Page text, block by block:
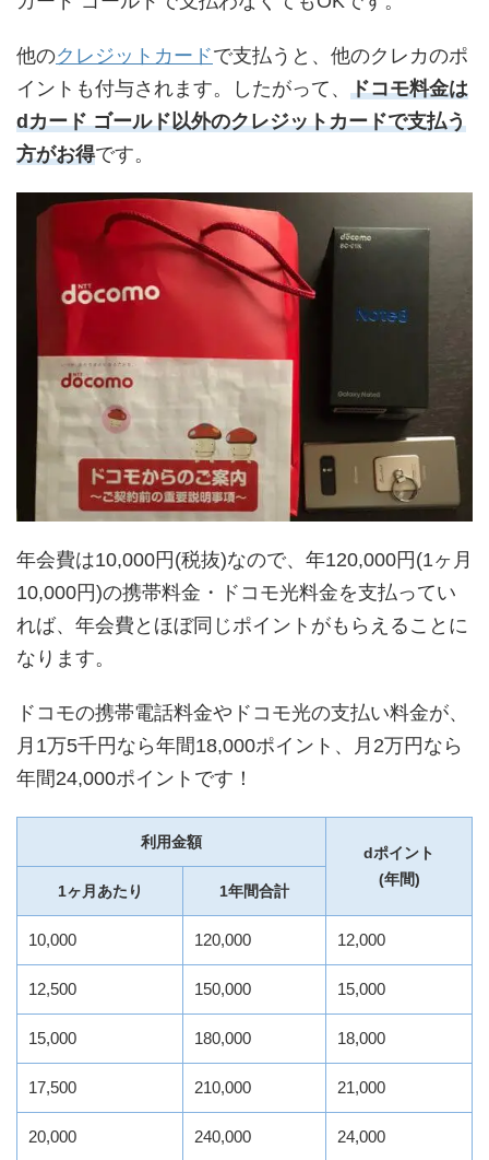
他のクレジットカードで支払うと、他のクレカのポ
イントも付与されます。したがって、 ドコモ料金は
dカード ゴールド以外のクレジットカードで支払う
方がお得です。
年会費は10,000円(税抜)なので、年120,000円(1ヶ月
10,000円)の携帯料金・ドコモ光料金を支払ってい
れば、年会費 とほぼ同じポイントがもらえることに
なります。
ドコモの携帯電話料金やドコモ光の支払い料金が、
月1万5千円なら年間18,000ポイント、月2万円なら
年間24,000ポイントです！
利用金額
dポイント
(年間)
1ヶ月あたり 1年間合計
10,000 120,000 12,000
12,500 150,000 15,000
15,000 180,000 18,000
17,500 210,000 21,000
20,000 240,000 24,000